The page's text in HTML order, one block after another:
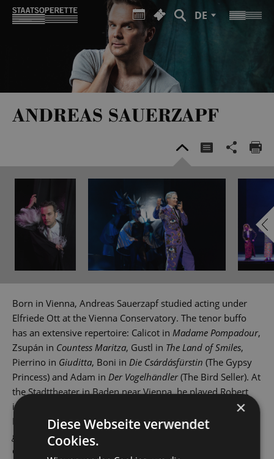
DE
ANDREAS SAUERZAPF
Born in Vienna, Andreas Sauerzapf studied acting under
Elfriede Ott at the Vienna Conservatory. The tenor buffo
has an extensive repertoire: Calicot in Madame Pompadour,
Zsupán in Countess Maritza, Gustl in The Land of Smiles,
Pierrino in Giuditta, Boni in Die Csárdásfürstin (The Gypsy
Princess) and Adam in Der Vogelhändler(The Bird Seller). At
the Stadttheater in Baden near Vienna, he played Robert
in
,
Pappacoda inA Night in Venice and Count Jaromir in
gold’ne Meisterin (The Golden Mistress). He has been a
company member at the State Operetta since 2010 and
×
Diese Webseite verwendet
Cookies.